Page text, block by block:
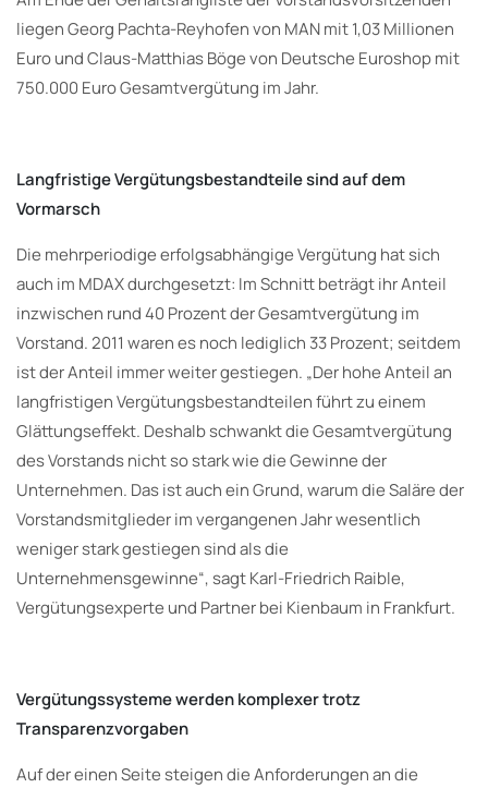
liegen Georg Pachta-Reyhofen von MAN mit 1,03 Millionen
Euro und Claus-Matthias Böge von Deutsche Euroshop mit
750.000 Euro Gesamtvergütung im Jahr.
Langfristige Vergütungsbestandteile sind auf dem
Vormarsch
Die mehrperiodige erfolgsabhängige Vergütung hat sich
auch im MDAX durchgesetzt: Im Schnitt beträgt ihr Anteil
inzwischen rund 40 Prozent der Gesamtvergütung im
Vorstand. 2011 waren es noch lediglich 33 Prozent; seitdem
ist der Anteil immer weiter gestiegen. „Der hohe Anteil an
langfristigen Vergütungsbestandteilen führt zu einem
Glättungseffekt. Deshalb schwankt die Gesamtvergütung
des Vorstands nicht so stark wie die Gewinne der
Unternehmen. Das ist auch ein Grund, warum die Saläre der
Vorstandsmitglieder im vergangenen Jahr wesentlich
weniger stark gestiegen sind als die
Unternehmensgewinne“, sagt Karl-Friedrich Raible,
Vergütungsexperte und Partner bei Kienbaum in Frankfurt.
Vergütungssysteme werden komplexer trotz
Transparenzvorgaben
Auf der einen Seite steigen die Anforderungen an die